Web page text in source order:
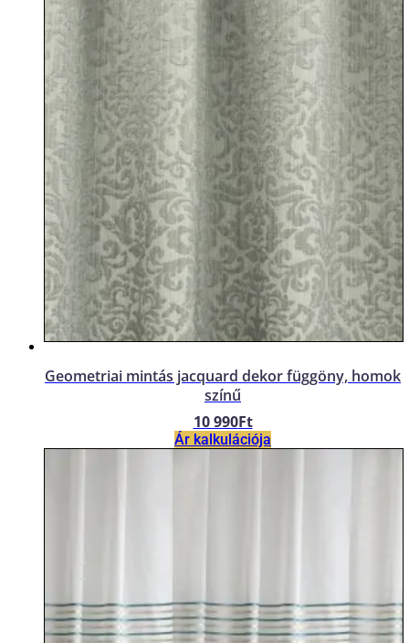
Geometriai mintás jacquard dekor függöny, homok
színű
10 990Ft
Ár kalkulációja